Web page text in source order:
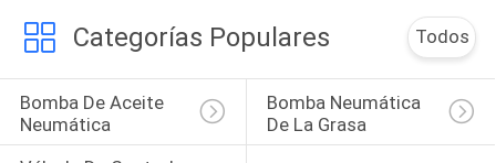
Categorías Populares Todos
Bomba De Aceite
Neumática
Bomba Neumática
De La Grasa